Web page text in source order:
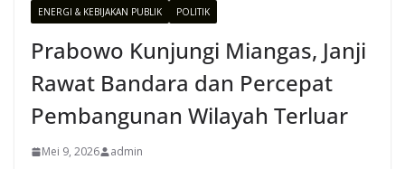
ENERGI & KEBIJAKAN PUBLIK POLITIK
Prabowo Kunjungi Miangas, Janji
Rawat Bandara dan Percepat
Pembangunan Wilayah Terluar
Mei 9, 2026 admin